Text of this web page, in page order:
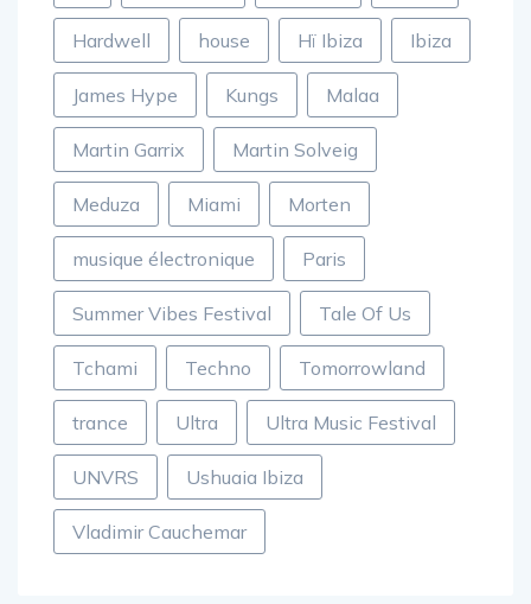
Hardwell house Hï Ibiza Ibiza
James Hype Kungs Malaa
Martin Garrix Martin Solveig
Meduza Miami Morten
musique électronique Paris
Summer Vibes Festival Tale Of Us
Tchami Techno Tomorrowland
trance Ultra Ultra Music Festival
UNVRS Ushuaia Ibiza
Vladimir Cauchemar